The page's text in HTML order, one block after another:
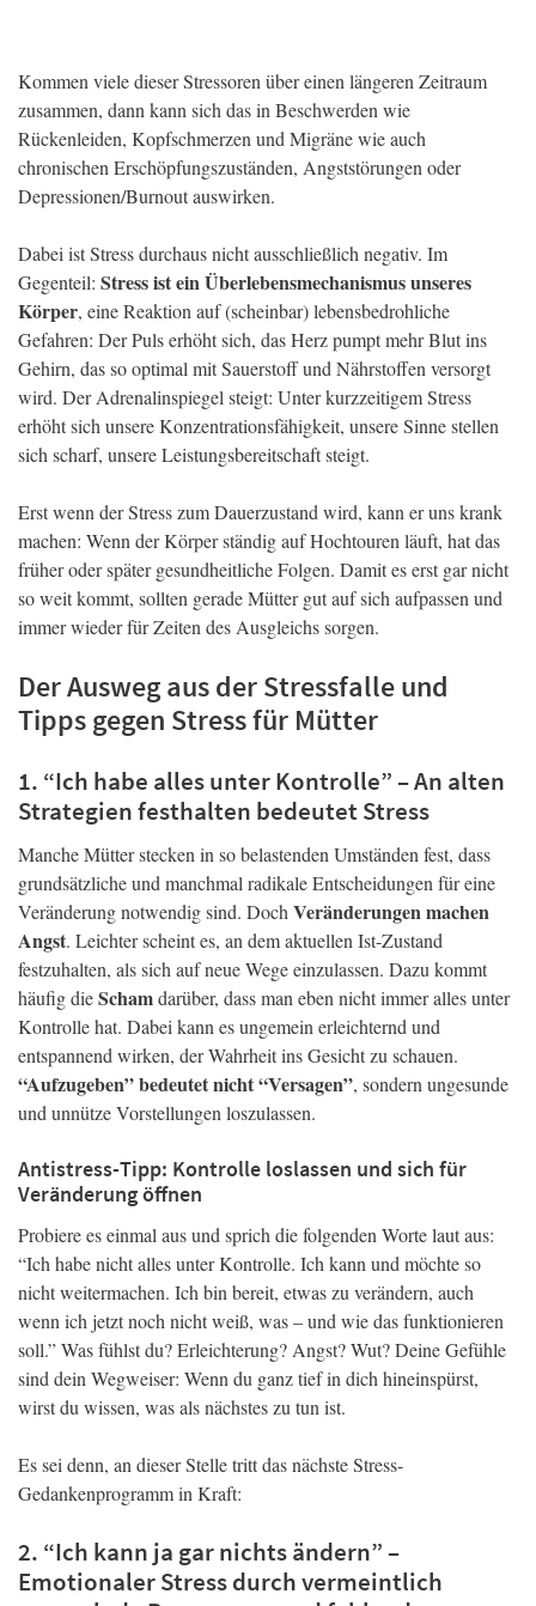
Kommen viele dieser Stressoren über einen längeren Zeitraum
zusammen, dann kann sich das in Beschwerden wie
Rückenleiden, Kopfschmerzen und Migräne wie auch
chronischen Erschöpfungszuständen, Angststörungen oder
Depressionen/Burnout auswirken.
Dabei ist Stress durchaus nicht ausschließlich negativ. Im
Gegenteil: Stress ist ein Überlebensmechanismus unseres
Körper, eine Reaktion auf (scheinbar) lebensbedrohliche
Gefahren: Der Puls erhöht sich, das Herz pumpt mehr Blut ins
Gehirn, das so optimal mit Sauerstoff und Nährstoffen versorgt
wird. Der Adrenalinspiegel steigt: Unter kurzzeitigem Stress
erhöht sich unsere Konzentrationsfähigkeit, unsere Sinne stellen
sich scharf, unsere Leistungsbereitschaft steigt.
Erst wenn der Stress zum Dauerzustand wird, kann er uns krank
machen: Wenn der Körper ständig auf Hochtouren läuft, hat das
früher oder später gesundheitliche Folgen. Damit es erst gar nicht
so weit kommt, sollten gerade Mütter gut auf sich aufpassen und
immer wieder für Zeiten des Ausgleichs sorgen.
Der Ausweg aus der Stressfalle und
Tipps gegen Stress für Mütter
1. “Ich habe alles unter Kontrolle” – An alten
Strategien festhalten bedeutet Stress
Manche Mütter stecken in so belastenden Umständen fest, dass
grundsätzliche und manchmal radikale Entscheidungen für eine
Veränderung notwendig sind. Doch Veränderungen machen
Angst. Leichter scheint es, an dem aktuellen Ist-Zustand
festzuhalten, als sich auf neue Wege einzulassen. Dazu kommt
häufig dieSchamdarüber, dass man eben nicht immer alles unter
Kontrolle hat. Dabei kann es ungemein erleichternd und
entspannend wirken, der Wahrheit ins Gesicht zu schauen.
“Aufzugeben” bedeutet nicht “Versagen”, sondern ungesunde
und unnütze Vorstellungen loszulassen.
Antistress-Tipp: Kontrolle loslassen und sich für
Veränderung öffnen
Probiere es einmal aus und sprich die folgenden Worte laut aus:
“Ich habe nicht alles unter Kontrolle. Ich kann und möchte so
nicht weitermachen. Ich bin bereit, etwas zu verändern, auch
wenn ich jetzt noch nicht weiß, was – und wie das funktionieren
soll.” Was fühlst du? Erleichterung? Angst? Wut? Deine Gefühle
sind dein Wegweiser: Wenn du ganz tief in dich hineinspürst,
wirst du wissen, was als nächstes zu tun ist.
Es sei denn, an dieser Stelle tritt das nächste Stress-
Gedankenprogramm in Kraft:
2. “Ich kann ja gar nichts ändern” –
Emotionaler Stress durch vermeintlich